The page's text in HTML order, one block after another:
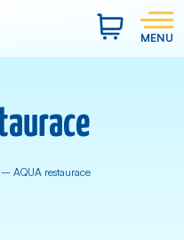
MENU
– AQUA restaurace